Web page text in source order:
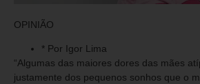
OPINIÃO
* Por Igor Lima
“Algumas das maiores dores das mães
justamente dos pequenos sonhos que o